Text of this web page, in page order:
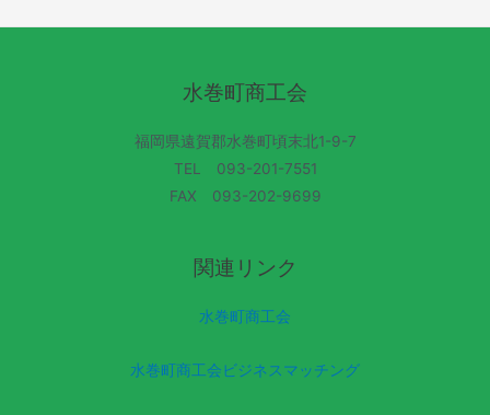
水巻町商工会
福岡県遠賀郡水巻町頃末北1-9-7
TEL 093-201-7551
FAX 093-202-9699
関連リンク
水巻町商工会
水巻町商工会ビジネスマッチング